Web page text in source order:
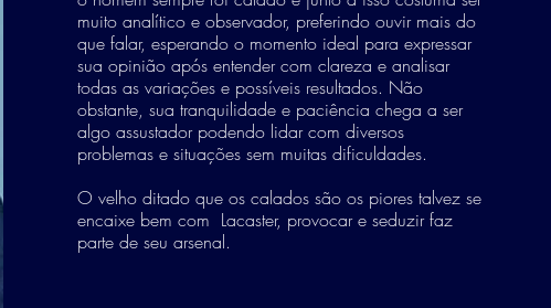
muito analítico e observador, preferindo ouvir mais do
que falar, esperando o momento ideal para expressar
sua opinião após entender com clareza e analisar
todas as variações e possíveis resultados. Não
obstante, sua tranquilidade e paciência chega a ser
algo assustador podendo lidar com diversos
problemas e situações sem muitas dificuldades.
O velho ditado que os calados são os piores talvez se
encaixe bem com Lacaster, provocar e seduzir faz
parte de seu arsenal.